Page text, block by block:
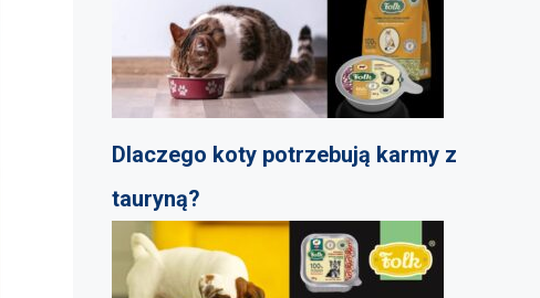
Dlaczego koty potrzebują karmy z
tauryną?